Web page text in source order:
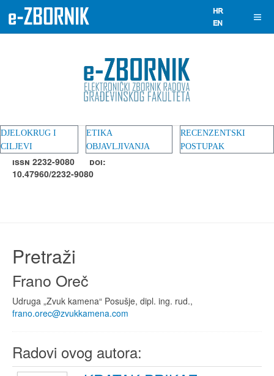
DJELOKRUG I
CILJEVI
ETIKA
OBJAVLJIVANJA
RECENZENTSKI
POSTUPAK
ISSN 2232-9080 DOI:
10.47960/2232-9080
Pretraži
Frano Oreč
Udruga „Zvuk kamena“ Posušje, dipl. ing. rud.,
frano.orec@zvukkamena.com
Radovi ovog autora: